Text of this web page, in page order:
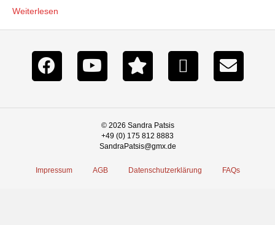
Weiterlesen
© 2026 Sandra Patsis
+49 (0) 175 812 8883
SandraPatsis@gmx.de
Impressum AGB Datenschutzerklärung FAQs